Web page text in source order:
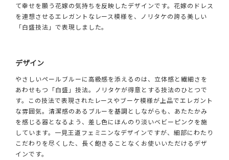
て幸せを願う花嫁の気持ちを反映したデザインです。花嫁のドレス
を連想させるエレガントなレース模様を、ノリタケの誇る美しい
「白盛技法」で表現しました。
デザイン
やさしいペールブルーに高級感を添えるのは、立体感と繊細さを
あわせもつ「白盛」技法。ノリタケが得意とする技法のひとつで
す。この技法で表現されたレースやブーケ模様が上品でエレガント
な雰囲気。清潔感のあるブルーを基調としながらも、あたたかみ
を感じる器となるよう、差し色にほんのり淡いベビーピンクを施
しています。一見王道フェミニンなデザインですが、細部にわたり
こだわりを尽くした、長く飽きることなくお使いいただけるデザ
インです。